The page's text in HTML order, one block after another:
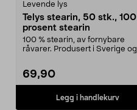
Levende lys
Telys stearin, 50 stk., 100
prosent stearin
100 % stearin, av fornybare
råvarer. Produsert i Sverige og
69,90
Legg i handlekurv